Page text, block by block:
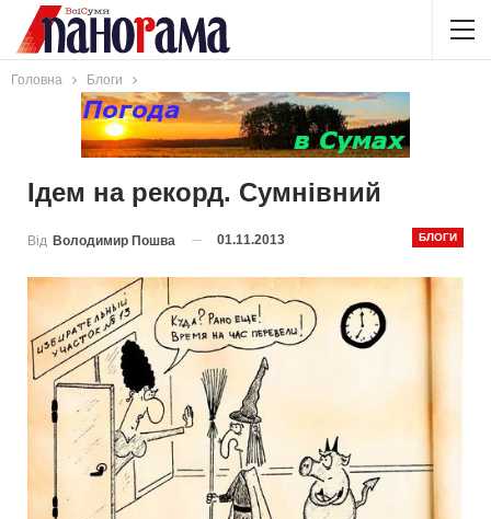
Головна Блоги
Ідем на рекорд. Сумнівний
БЛОГИ
Від Володимир Пошва 01.11.2013